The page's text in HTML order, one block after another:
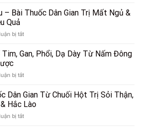
Đông
Thầm
Lá
Khỏe
Sự
Thật
Gai
Xạ
“Cặp
Hảo”
Cứu
Lá
– Bài Thuốc Dân Gian Trị Mất Ngủ &
Quả
bị tắtở
Ngổ
Trâu
Bài
Dân
Gian
Mất
Gan, Phổi, Dạ Dày Từ Nấm Đông
bị tắtở
Món
Ăn
Bổ
Tim,
Dân Gian Từ Chuối Hột Trị Sỏi Thận,
Hắc Lào
bị tắtở